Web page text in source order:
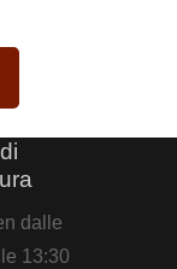
dalle
13:30